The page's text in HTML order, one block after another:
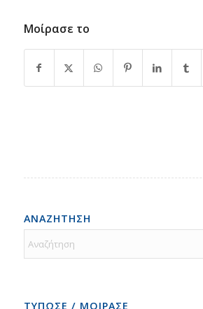
Μοίρασε το
ΑΝΑΖΗΤΗΣΗ
ΤΥΠΩΣΕ / ΜΟΙΡΑΣΕ